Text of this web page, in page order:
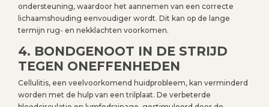
ondersteuning, waardoor het aannemen van een correcte
lichaamshouding eenvoudiger wordt. Dit kan op de lange
termijn rug- en nekklachten voorkomen.
4. BONDGENOOT IN DE STRIJD
TEGEN ONEFFENHEDEN
Cellulitis, een veelvoorkomend huidprobleem, kan verminderd
worden met de hulp van een trilplaat. De verbeterde